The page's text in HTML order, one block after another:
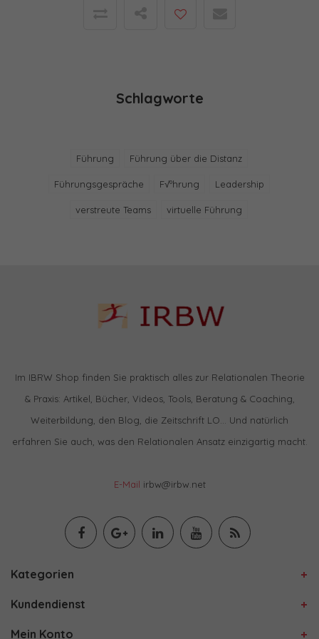
Schlagworte
Führung Führung über die Distanz
Führungsgespräche F√ºhrung Leadership
verstreute Teams virtuelle Führung
Im IBRW Shop finden Sie praktisch alles zur Relationalen Theorie
& Praxis: Artikel, Bücher, Videos, Tools, Beratung & Coaching,
Weiterbildung, den Blog, die Zeitschrift LO… Und natürlich
erfahren Sie auch, was den Relationalen Ansatz einzigartig macht.
E-Mail irbw@irbw.net
Kategorien
Kundendienst
Mein Konto